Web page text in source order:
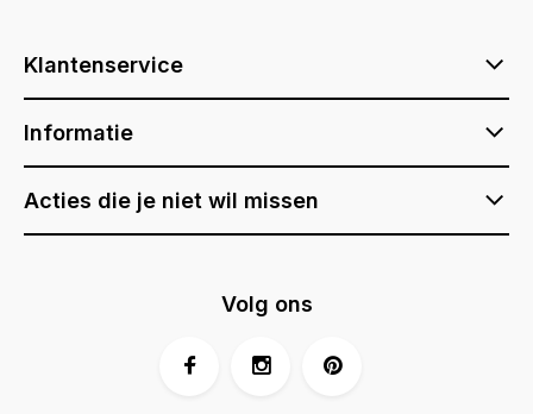
Klantenservice
Informatie
Acties die je niet wil missen
Volg ons